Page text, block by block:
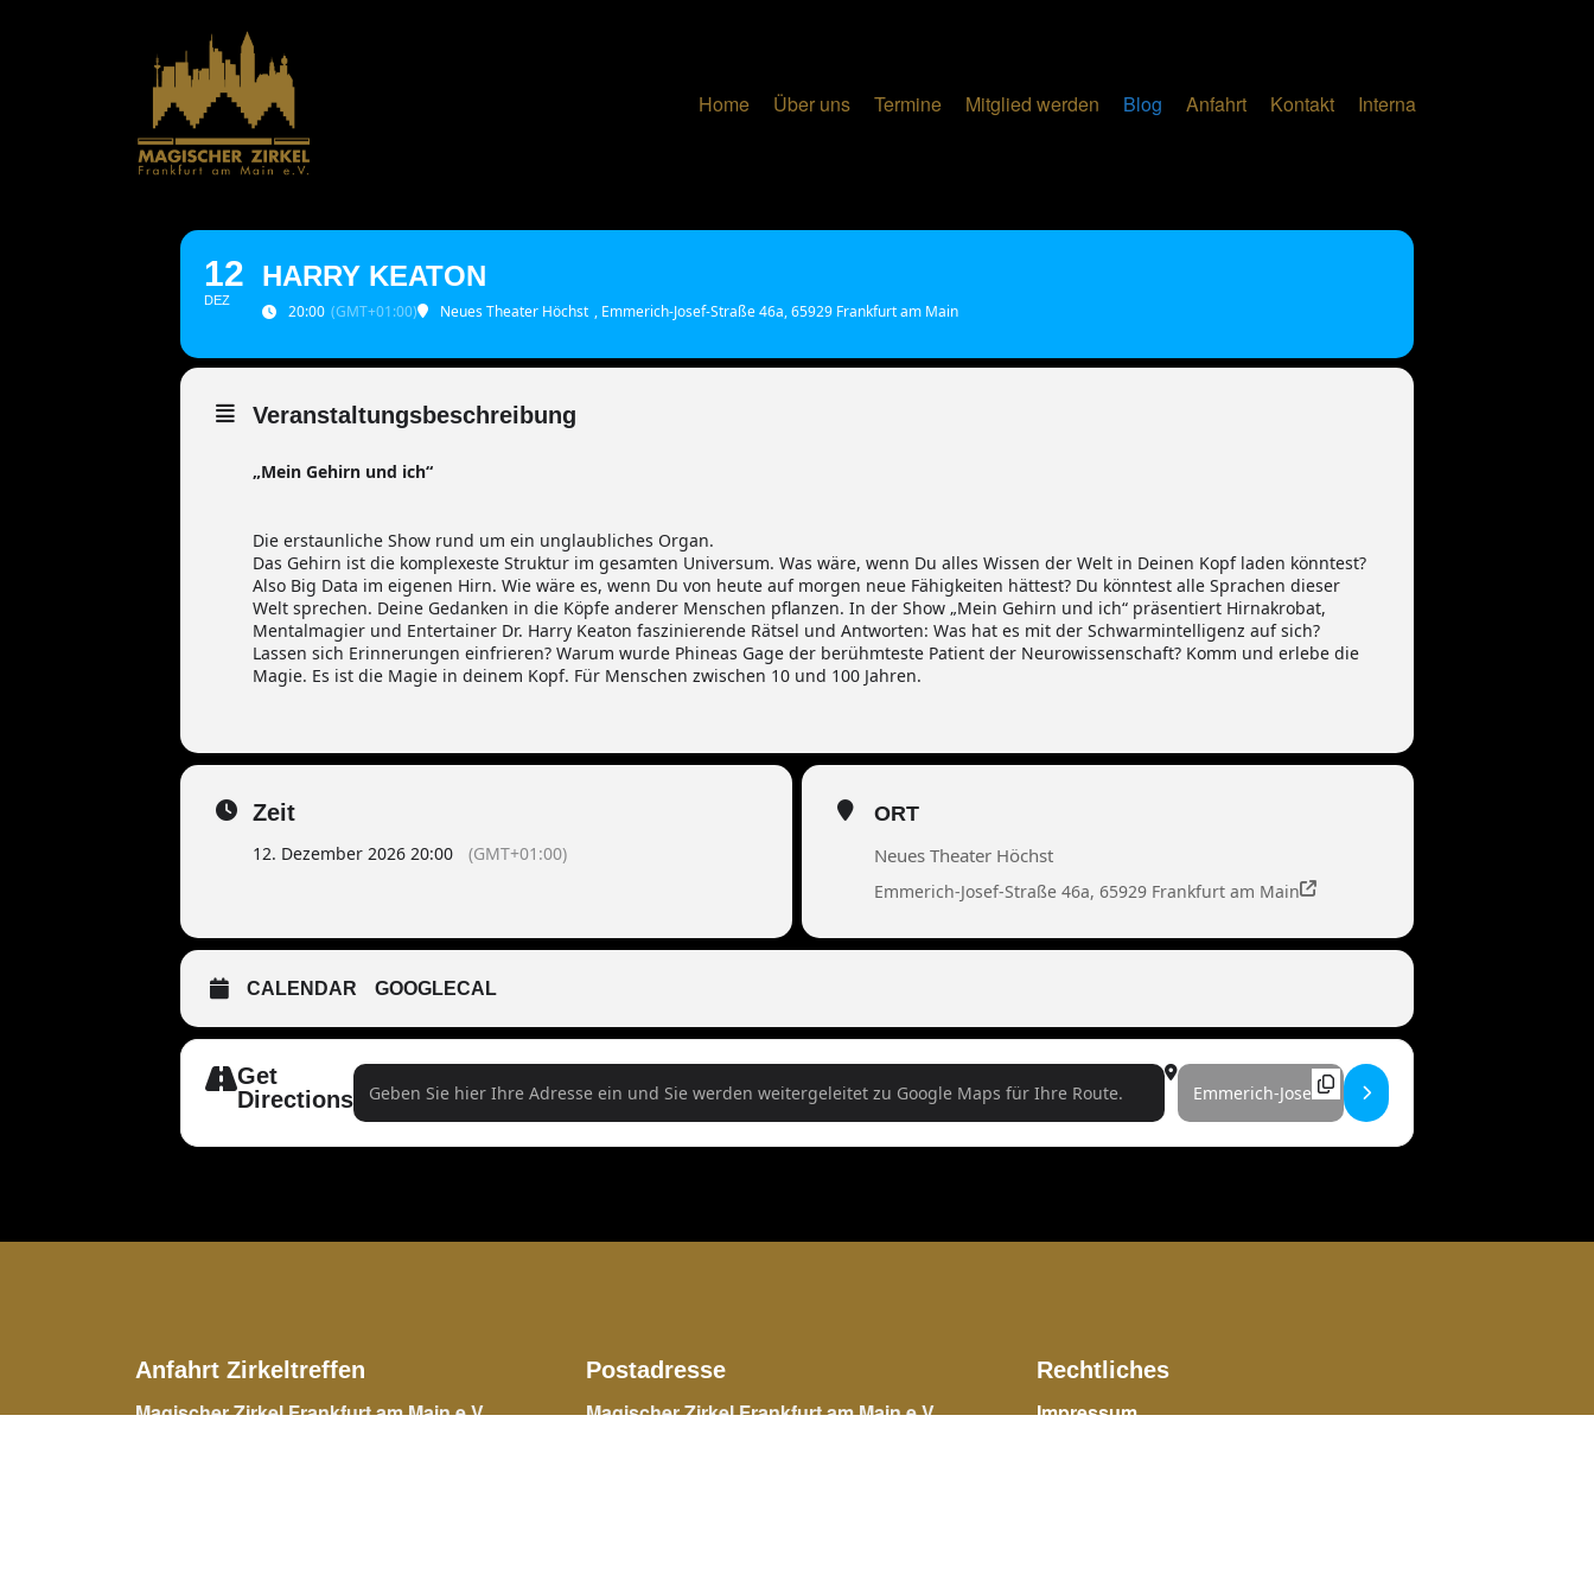
Home
Über uns Termine Mitglied werden Blog Anfahrt Kontakt Interna
12
DEZ
HARRY KEATON
20:00 (GMT+01:00) Neues Theater Höchst , Emmerich-Josef-Straße 46a, 65929 Frankfurt am Main
Veranstaltungsbeschreibung
„Mein Gehirn und ich“
Die erstaunliche Show rund um ein unglaubliches Organ.
Das Gehirn ist die komplexeste Struktur im gesamten Universum. Was wäre, wenn Du alles Wissen der Welt in Deinen Kopf laden könntest?
Also Big Data im eigenen Hirn. Wie wäre es, wenn Du von heute auf morgen neue Fähigkeiten hättest? Du könntest alle Sprachen dieser
Welt sprechen. Deine Gedanken in die Köpfe anderer Menschen pflanzen. In der Show „Mein Gehirn und ich“ präsentiert Hirnakrobat,
Mentalmagier und Entertainer Dr. Harry Keaton faszinierende Rätsel und Antworten: Was hat es mit der Schwarmintelligenz auf sich?
Lassen sich Erinnerungen einfrieren? Warum wurde Phineas Gage der berühmteste Patient der Neurowissenschaft? Komm und erlebe die
Magie. Es ist die Magie in deinem Kopf. Für Menschen zwischen 10 und 100 Jahren.
Zeit
12. Dezember 2026 20:00 (GMT+01:00)
ORT
Neues Theater Höchst
Emmerich-Josef-Straße 46a, 65929 Frankfurt am Main
CALENDAR GOOGLECAL
Get
Directions
Address - Harry Keaton [] Destination Address - Harry Keaton []
Anfahrt Zirkeltreffen
Magischer Zirkel Frankfurt am Main e.V.
Postadresse
Magischer Zirkel Frankfurt am Main e.V.
Rechtliches
Impressum